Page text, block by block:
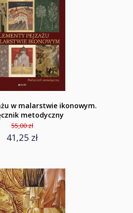
w malarstwie ikonowym.
metodyczny
55,00 zł
41,25 zł